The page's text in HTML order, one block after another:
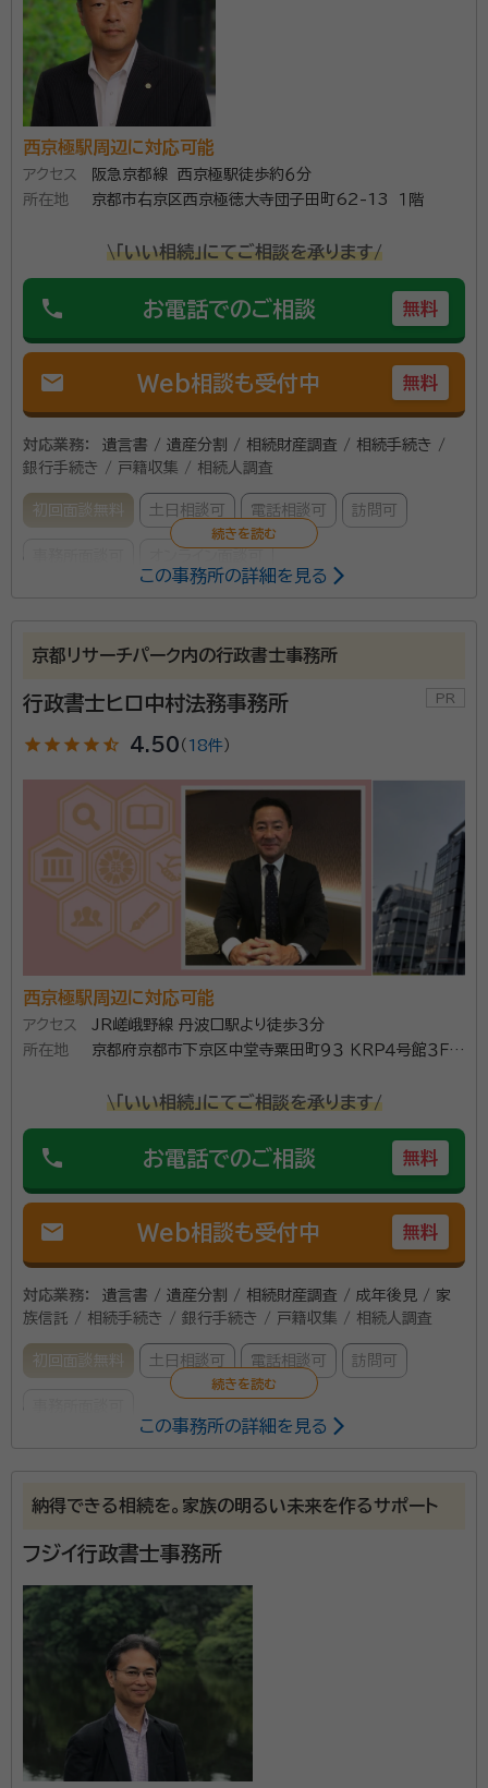
西京極駅周辺に対応可能
アクセス
阪急京都線 西京極駅徒歩約６分
所在地
京都市右京区西京極徳大寺団子田町62-13 １階
\「いい相続」にてご相談を承ります/
phone お電話でのご相談 無料
mail Web相談も受付中 無料
対応業務：
遺言書 / 遺産分割 / 相続財産調査 / 相続手続き /
銀行手続き / 戸籍収集 / 相続人調査
初回面談無料 土日相談可 電話相談可 訪問可
に追われる毎日。一息つく間もなく次に待っているのは
ただき、故人様を偲ぶひとときを大切にお過ごしくださ
い。 ※行政書士ふくもり法務事務所は2024年4月1日
この事務所の詳細を見る
京都リサーチパーク内の行政書士事務所
行政書士ヒロ中村法務事務所
star star star star star_half 4.50 （ 18件 ）
西京極駅周辺に対応可能
アクセス
JR嵯峨野線 丹波口駅より徒歩３分
所在地
京都府京都市下京区中堂寺粟田町９３ ＫＲＰ４号館３Ｆ
\「いい相続」にてご相談を承ります/
phone お電話でのご相談 無料
mail Web相談も受付中 無料
対応業務：
遺言書 / 遺産分割 / 相続財産調査 / 成年後見 / 家
族信託 / 相続手続き / 銀行手続き / 戸籍収集 / 相続人調査
初回面談無料 土日相談可 電話相談可 訪問可
中村 博之（なかむら ひろゆき）
行政書士
経て独立。 株式会社エヌズファクトリーを設立し、代表取締役就任。 広告
や販売促進を中心に、ガバナンスやコンプライアンスの整備・強化など幅
広く企業の支援に取り組む。 2012年に行政書士試験合格。個人情報保
護士認定。 全国初の民間運営のリサーチパークである京都リサーチパー
ク内に2019年3月「行政書士 ヒロ中村法務事務所」を開設。
事務所口コミ（抜粋）：
account_circle 満足度 4.0
ご利用時期：2025/7
自宅まで来ていただき、無料で面談をしていただきました。高齢の父にも
とても分かりやすいご説明でした。
契約後の感想
依頼とは直接関係のない土地の売買や相続についてもご相談に乗って
いただけました。また、今後相続や困りごとがあった場合に、ご相談でき
この事務所の詳細を見る
納得できる相続を。家族の明るい未来を作るサポート
フジイ行政書士事務所